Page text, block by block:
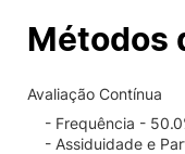
Métodos
Avaliação Contínua
- Frequência -
- Assiduidade e